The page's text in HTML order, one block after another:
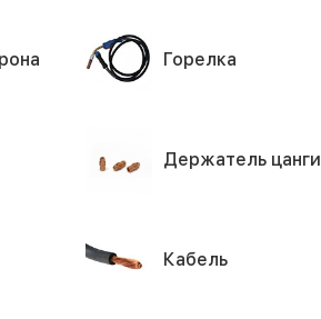
Горелка
Держатель цанги
Кабель